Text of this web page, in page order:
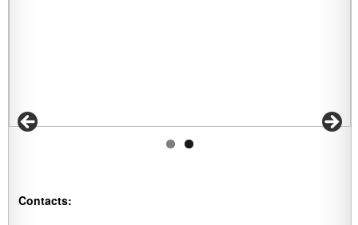
Contacts: